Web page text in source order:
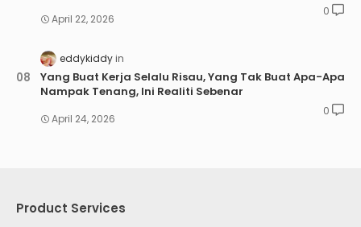
April 22, 2026
0
eddykiddy
Yang Buat Kerja Selalu Risau, Yang Tak Buat Apa-Apa
Nampak Tenang, Ini Realiti Sebenar
April 24, 2026
0
Product Services